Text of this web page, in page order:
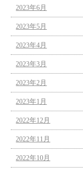
2023年6月
2023年5月
2023年4月
2023年3月
2023年2月
2023年1月
2022年12月
2022年11月
2022年10月